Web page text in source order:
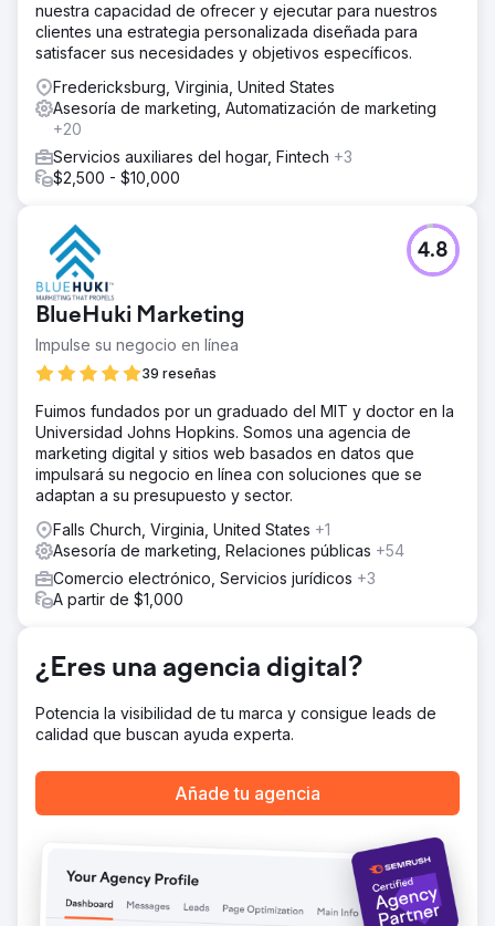
nuestra capacidad de ofrecer y ejecutar para nuestros
clientes una estrategia personalizada diseñada para
satisfacer sus necesidades y objetivos específicos.
Fredericksburg, Virginia, United States
Asesoría de marketing, Automatización de marketing
+20
Servicios auxiliares del hogar, Fintech +3
$2,500 - $10,000
BlueHuki Marketing
Impulse su negocio en línea
39 reseñas
4.8
Fuimos fundados por un graduado del MIT y doctor en la
Universidad Johns Hopkins. Somos una agencia de
marketing digital y sitios web basados en datos que
impulsará su negocio en línea con soluciones que se
adaptan a su presupuesto y sector.
Falls Church, Virginia, United States +1
Asesoría de marketing, Relaciones públicas +54
Comercio electrónico, Servicios jurídicos +3
A partir de $1,000
¿Eres una agencia digital?
Potencia la visibilidad de tu marca y consigue leads de
calidad que buscan ayuda experta.
Añade tu agencia